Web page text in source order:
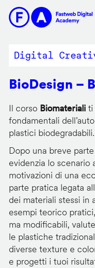
contenuto
Digital
BioDesign –
Il corso Biomaterialiti
fondamentali
plastici biodegradabili.
Dopo una breve
evidenzia lo scenario
motivazioni di una
parte pratica legata
dei materiali stessi in
esempi teorico
ma modificabili,
le plastiche
diverse texture e
e progetti i tuoi